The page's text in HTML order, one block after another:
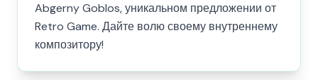
Abgerny Goblos, уникальном предложении от
Retro Game. Дайте волю своему внутреннему
композитору!